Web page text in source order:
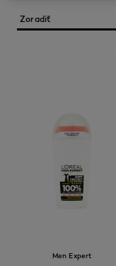
Men Expert